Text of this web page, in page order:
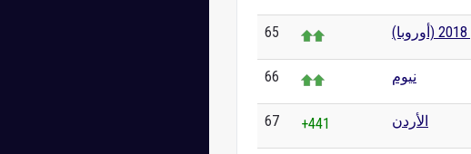
65
66 نيوم
67 +441 الأردن